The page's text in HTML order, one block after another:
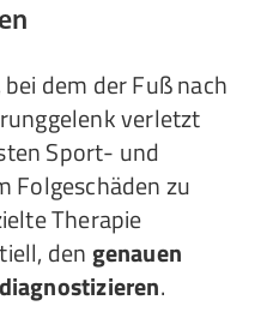
bei dem der Fuß nach
verletzt
Sport- und
Folgeschäden zu
Therapie
dengenauen
.